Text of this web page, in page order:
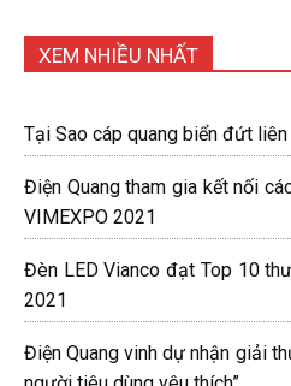
XEM NHIỀU NHẤT
Tại Sao cáp quang biển đứt liên
Điện Quang tham gia kết nối
VIMEXPO 2021
Đèn LED Vianco đạt Top 10
2021
Điện Quang vinh dự nhận giải